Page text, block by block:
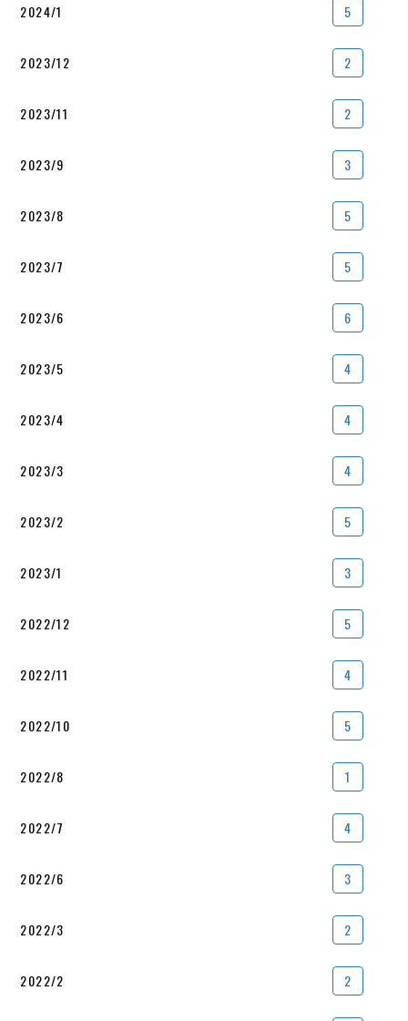
2024/1 5
2023/12 2
2023/11 2
2023/9 3
2023/8 5
2023/7 5
2023/6 6
2023/5 4
2023/4 4
2023/3 4
2023/2 5
2023/1 3
2022/12 5
2022/11 4
2022/10 5
2022/8 1
2022/7 4
2022/6 3
2022/3 2
2022/2 2